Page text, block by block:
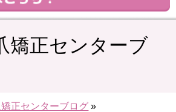
矯正センターブ
正センターブログ »